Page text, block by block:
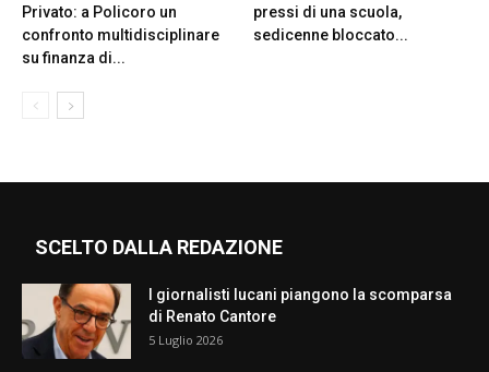
Privato: a Policoro un
confronto multidisciplinare
su finanza di...
pressi di una scuola,
sedicenne bloccato...
SCELTO DALLA REDAZIONE
I giornalisti lucani piangono la scomparsa
di Renato Cantore
5 Luglio 2026